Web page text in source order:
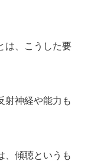
は、こうした要
射神経や能力も
、傾聴というも